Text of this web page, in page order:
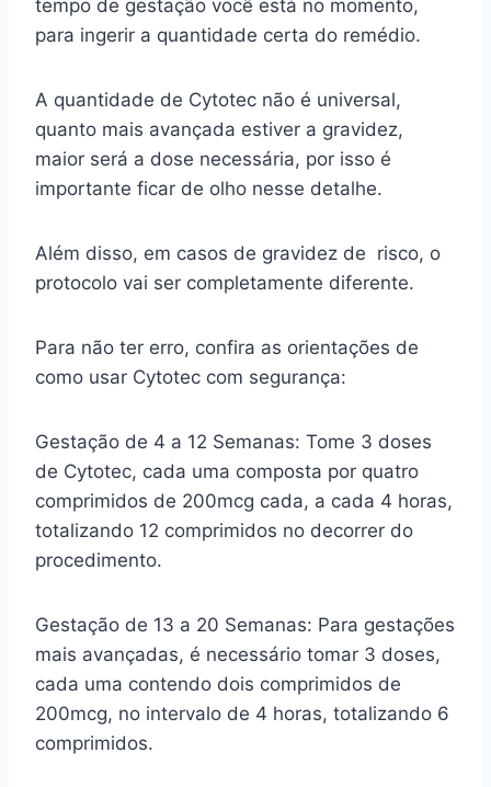
tempo de gestação você está no momento,
para ingerir a quantidade certa do remédio.
A quantidade de Cytotec não é universal,
quanto mais avançada estiver a gravidez,
maior será a dose necessária, por isso é
importante ficar de olho nesse detalhe.
Além disso, em casos de gravidez de risco, o
protocolo vai ser completamente diferente.
Para não ter erro, confira as orientações de
como usar Cytotec com segurança:
Gestação de 4 a 12 Semanas: Tome 3 doses
de Cytotec, cada uma composta por quatro
comprimidos de 200mcg cada, a cada 4 horas,
totalizando 12 comprimidos no decorrer do
procedimento.
Gestação de 13 a 20 Semanas: Para gestações
mais avançadas, é necessário tomar 3 doses,
cada uma contendo dois comprimidos de
200mcg, no intervalo de 4 horas, totalizando 6
comprimidos.